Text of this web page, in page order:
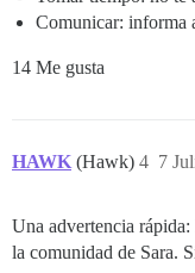
Comunicar: informa
14 Me gusta
HAWK (Hawk) 7
4
Una advertencia
la comunidad de Sara.